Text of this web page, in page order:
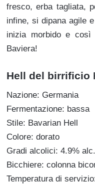
fresco, erba tagliata,
infine, si dipana agile
inizia morbido e così
Baviera!
Hell del birrificio
Nazione: Germania
Fermentazione: bassa
Stile: Bavarian Hell
Colore: dorato
Gradi alcolici: 4.9% alc.
Bicchiere: colonna
Temperatura di